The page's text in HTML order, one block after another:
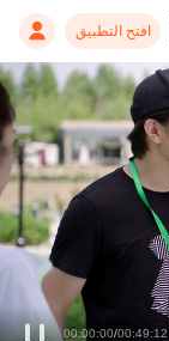
افتح التطبيق
00:00:00/00:49:12